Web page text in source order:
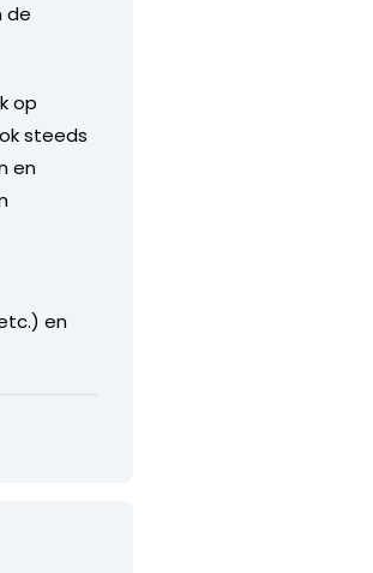
de
op
steeds
en
en